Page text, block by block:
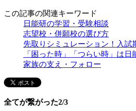
この記事の関連キーワード
日能研の学習・受験相談
志望校・併願校の選び方
先取りシミュレーション！入試
「困った時」「つらい時」は日
家族の支え・フォロー
全てが繋がった2/3